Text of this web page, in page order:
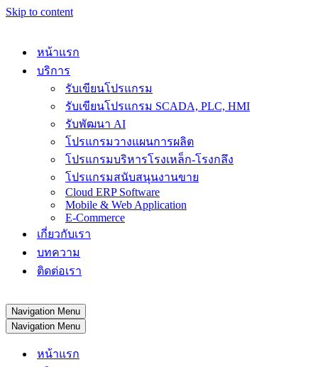
Skip to content
หน้าแรก
บริการ
รับเขียนโปรแกรม
รับเขียนโปรแกรม SCADA, PLC, HMI
รับพัฒนา AI
โปรแกรมวางแผนการผลิต
โปรแกรมบริหารโรงเหล็ก-โรงกลึง
โปรแกรมสนับสนุนงานขาย
Cloud ERP Software
Mobile & Web Application
E-Commerce
เกี่ยวกับเรา
บทความ
ติดต่อเรา
Navigation Menu
Navigation Menu
หน้าแรก